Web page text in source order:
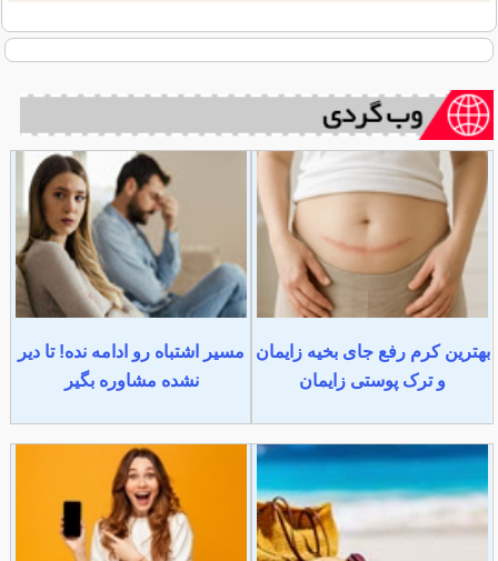
بهترین کرم رفع جای بخیه زایمان
و ترک پوستی زایمان
مسیر اشتباه رو ادامه نده! تا دیر
نشده مشاوره بگیر